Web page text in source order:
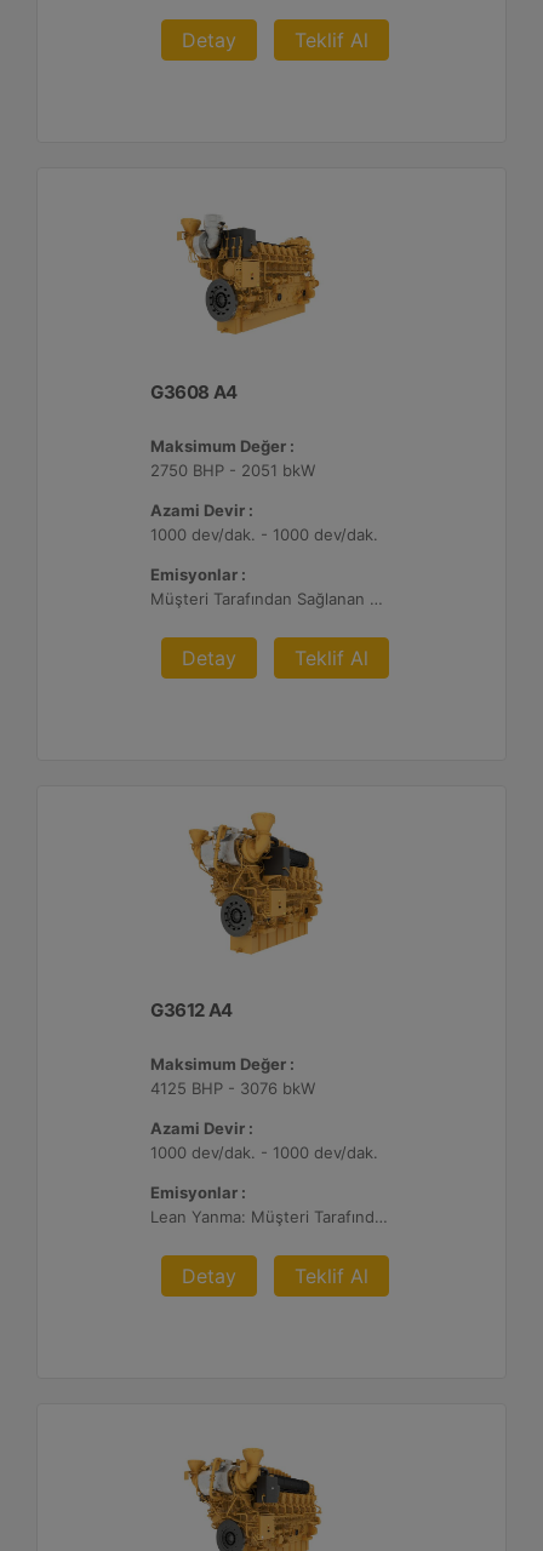
Detay Teklif Al
G3608 A4
Maksimum Değer :
2750 BHP - 2051 bkW
Azami Devir :
1000 dev/dak. - 1000 dev/dak.
Emisyonlar :
Müşteri Tarafından Sağlanan Atık Arıtma ile NSPS Saha Uyumluluğuna Sahiptir, 0,3 g ve 0,5 g/bhp-sa. NOx
Detay Teklif Al
G3612 A4
Maksimum Değer :
4125 BHP - 3076 bkW
Azami Devir :
1000 dev/dak. - 1000 dev/dak.
Emisyonlar :
Lean Yanma: Müşteri Tarafından Sağlanan Atık Arıtma ile NSPS Saha Uyumluluğuna Sahiptir, 0,3 g ve 0,5 g/bhp-sa. NOx
Detay Teklif Al